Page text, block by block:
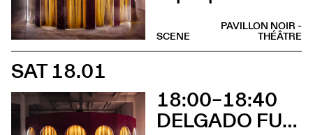
PAVILLON NOIR -
THÉÂTRE
SCENE
SAT 18.01
18:00–18:40
DELGADO FUCHS